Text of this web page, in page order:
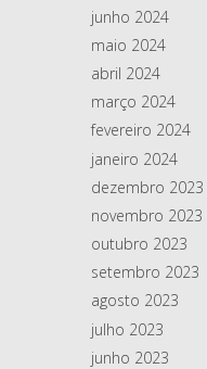
junho 2024
maio 2024
abril 2024
março 2024
fevereiro 2024
janeiro 2024
dezembro 2023
novembro 2023
outubro 2023
setembro 2023
agosto 2023
julho 2023
junho 2023